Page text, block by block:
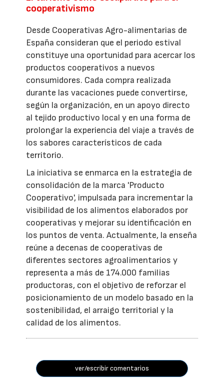
cooperativismo
Desde Cooperativas Agro-alimentarias de
España consideran que el periodo estival
constituye una oportunidad para acercar los
productos cooperativos a nuevos
consumidores. Cada compra realizada
durante las vacaciones puede convertirse,
según la organización, en un apoyo directo
al tejido productivo local y en una forma de
prolongar la experiencia del viaje a través de
los sabores característicos de cada
territorio.
La iniciativa se enmarca en la estrategia de
consolidación de la marca 'Producto
Cooperativo', impulsada para incrementar la
visibilidad de los alimentos elaborados por
cooperativas y mejorar su identificación en
los puntos de venta. Actualmente, la enseña
reúne a decenas de cooperativas de
diferentes sectores agroalimentarios y
representa a más de 174.000 familias
productoras, con el objetivo de reforzar el
posicionamiento de un modelo basado en la
sostenibilidad, el arraigo territorial y la
calidad de los alimentos.
ver/escribir comentarios